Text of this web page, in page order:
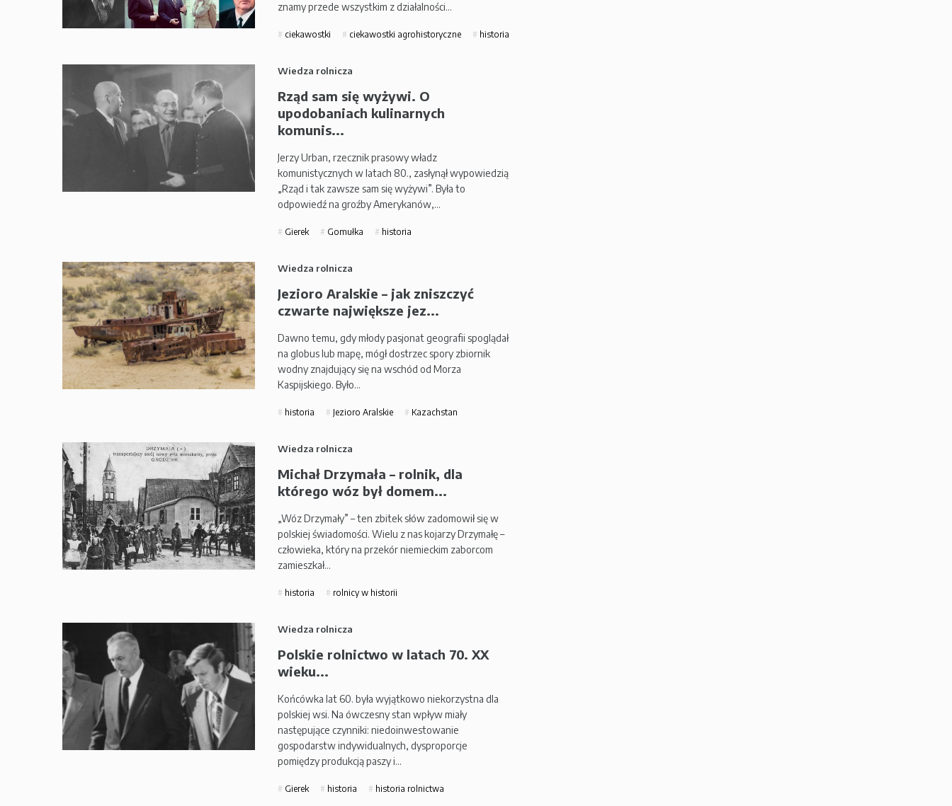
znamy przede wszystkim z działalności…
ciekawostki ciekawostki agrohistoryczne historia
Wiedza rolnicza
Rząd sam się wyżywi. O
upodobaniach kulinarnych
komunis...
Jerzy Urban, rzecznik prasowy władz
komunistycznych w latach 80., zasłynął wypowiedzią
„Rząd i tak zawsze sam się wyżywi”. Była to
odpowiedź na groźby Amerykanów,…
Gierek Gomułka historia
Wiedza rolnicza
Jezioro Aralskie – jak zniszczyć
czwarte największe jez...
Dawno temu, gdy młody pasjonat geografii spoglądał
na globus lub mapę, mógł dostrzec spory zbiornik
wodny znajdujący się na wschód od Morza
Kaspijskiego. Było…
historia Jezioro Aralskie Kazachstan
Wiedza rolnicza
Michał Drzymała – rolnik, dla
którego wóz był domem...
„Wóz Drzymały” – ten zbitek słów zadomowił się w
polskiej świadomości. Wielu z nas kojarzy Drzymałę –
człowieka, który na przekór niemieckim zaborcom
zamieszkał…
historia rolnicy w historii
Wiedza rolnicza
Polskie rolnictwo w latach 70. XX
wieku...
Końcówka lat 60. była wyjątkowo niekorzystna dla
polskiej wsi. Na ówczesny stan wpływ miały
następujące czynniki: niedoinwestowanie
gospodarstw indywidualnych, dysproporcje
pomiędzy produkcją paszy i…
Gierek historia historia rolnictwa